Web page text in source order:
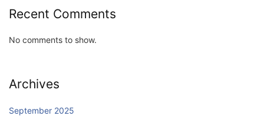
Recent Comments
No comments to show.
Archives
September 2025